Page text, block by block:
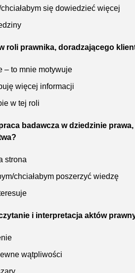
się dowiedzieć więcej
roli prawnika, doradzającego
– to mnie motywuje
więcej informacji
w tej roli
badawcza w dziedzinie
strona
chciałabym poszerzyć wiedzę
i interpretacja aktów
wątpliwości